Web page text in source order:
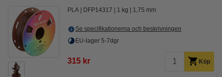
PLA DFP14317 1 kg 1,75 mm
Se specifikationerna och beskrivningen
EU-lager 5-7dgr
315 kr Köp